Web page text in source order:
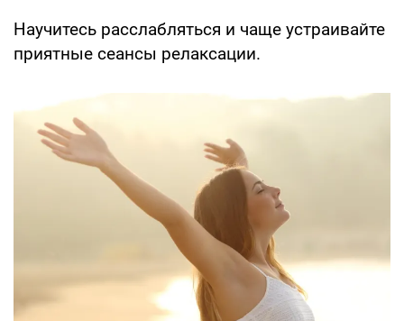
Научитесь расслабляться и чаще устраивайте
приятные сеансы релаксации.